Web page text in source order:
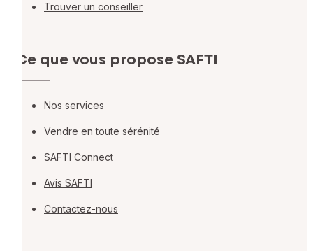
Trouver un conseiller
Ce que vous propose SAFTI
Nos services
Vendre en toute sérénité
SAFTI Connect
Avis SAFTI
Contactez-nous